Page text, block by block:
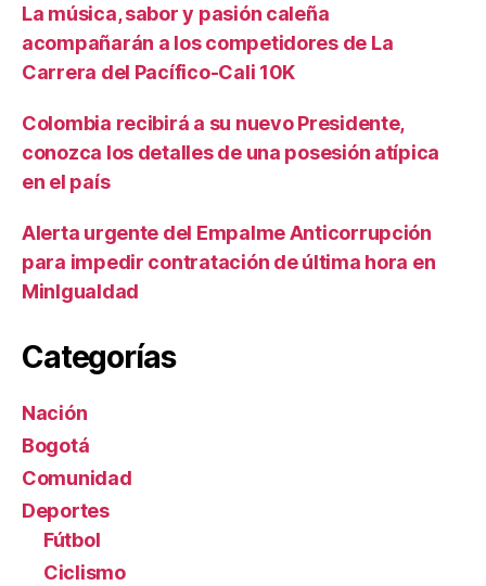
La música, sabor y pasión caleña
acompañarán a los competidores de La
Carrera del Pacífico-Cali 10K
Colombia recibirá a su nuevo Presidente,
conozca los detalles de una posesión atípica
en el país
Alerta urgente del Empalme Anticorrupción
para impedir contratación de última hora en
MinIgualdad
Categorías
Nación
Bogotá
Comunidad
Deportes
Fútbol
Ciclismo